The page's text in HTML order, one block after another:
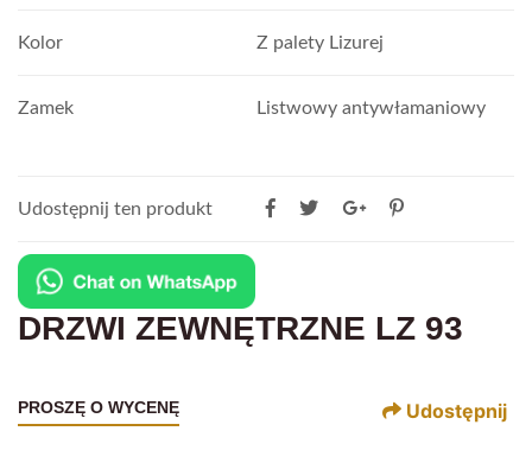
Kolor Z palety Lizurej
Zamek Listwowy antywłamaniowy
Udostępnij ten produkt
DRZWI ZEWNĘTRZNE LZ 93
PROSZĘ O WYCENĘ Udostępnij